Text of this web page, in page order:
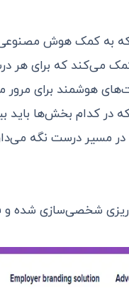
به کمک هوش مصنوعی،
کمک می‌کند که برای
هوشمند برای مرور
در کدام بخش‌ها
مسیر درست نگه